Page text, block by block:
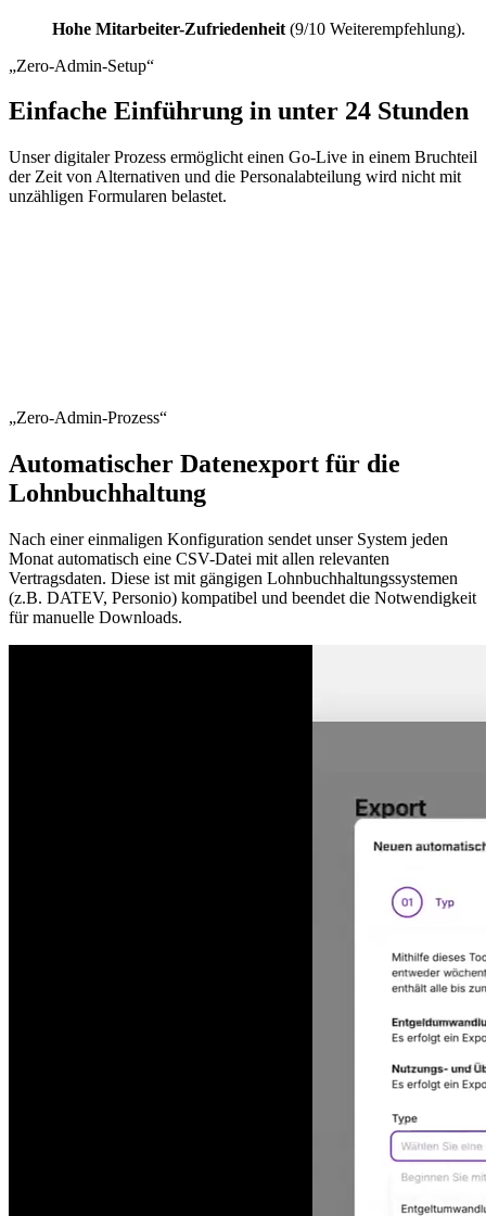
Hohe Mitarbeiter-Zufriedenheit (9/10 Weiterempfehlung).
„Zero-Admin-Setup“
Einfache Einführung in unter 24 Stunden
Unser digitaler Prozess ermöglicht einen Go-Live in einem Bruchteil
der Zeit von Alternativen und die Personalabteilung wird nicht mit
unzähligen Formularen belastet.
„Zero-Admin-Prozess“
Automatischer Datenexport für die
Lohnbuchhaltung
Nach einer einmaligen Konfiguration sendet unser System jeden
Monat automatisch eine CSV-Datei mit allen relevanten
Vertragsdaten. Diese ist mit gängigen Lohnbuchhaltungssystemen
(z.B. DATEV, Personio) kompatibel und beendet die Notwendigkeit
für manuelle Downloads.